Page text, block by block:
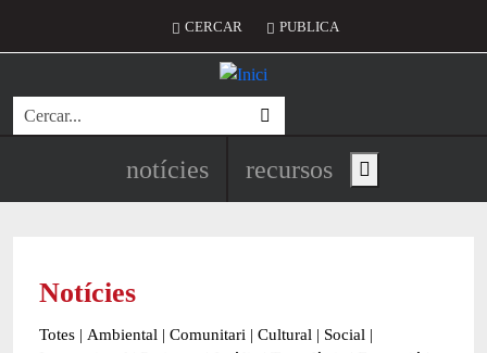
Menú del compte d'usuari
CERCAR PUBLICA
Cerca
Navegació principal de
notícies recursos Show main menu
Notícies
Totes | Ambiental | Comunitari | Cultural | Social |